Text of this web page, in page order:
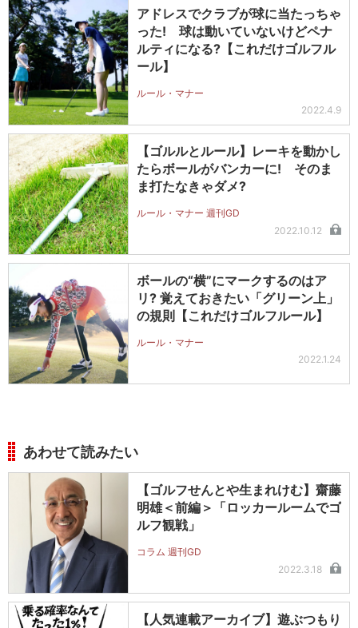
アドレスでクラブが球に当たっちゃ
った! 球は動いていないけどペナ
ルティになる?【これだけゴルフル
ール】
ルール・マナー
2022.4.9
【ゴルルとルール】レーキを動かし
たらボールがバンカーに! そのま
ま打たなきゃダメ?
ルール・マナー 週刊GD
2022.10.12
ボールの“横”にマークするのはア
リ? 覚えておきたい「グリーン上」
の規則【これだけゴルフルール】
ルール・マナー
2022.1.24
あわせて読みたい
【ゴルフせんとや生まれけむ】齋藤
明雄＜前編＞「ロッカールームでゴ
ルフ観戦」
コラム 週刊GD
2022.3.18
【人気連載アーカイブ】遊ぶつもり